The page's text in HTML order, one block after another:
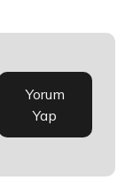
Yorum
Yap